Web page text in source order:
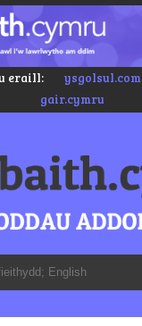
eraill: ysgolsul.com
gair.cymru